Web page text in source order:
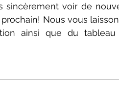
sincèrement voir de
prochain! Nous vous
ainsi que du tableau